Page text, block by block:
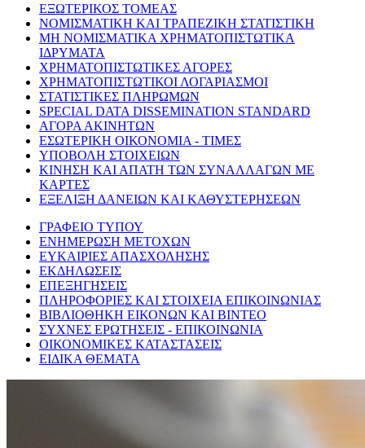
ΕΞΩΤΕΡΙΚΟΣ ΤΟΜΕΑΣ
ΝΟΜΙΣΜΑΤΙΚΗ ΚΑΙ ΤΡΑΠΕΖΙΚΗ ΣΤΑΤΙΣΤΙΚΗ
ΜΗ ΝΟΜΙΣΜΑΤΙΚΑ ΧΡΗΜΑΤΟΠΙΣΤΩΤΙΚΑ
ΙΔΡΥΜΑΤΑ
ΧΡΗΜΑΤΟΠΙΣΤΩΤΙΚΕΣ ΑΓΟΡΕΣ
ΧΡΗΜΑΤΟΠΙΣΤΩΤΙΚΟΙ ΛΟΓΑΡΙΑΣΜΟΙ
ΣΤΑΤΙΣΤΙΚΕΣ ΠΛΗΡΩΜΩΝ
SPECIAL DATA DISSEMINATION STANDARD
ΑΓΟΡΑ ΑΚΙΝΗΤΩΝ
ΕΣΩΤΕΡΙΚΗ ΟΙΚΟΝΟΜΙΑ - ΤΙΜΕΣ
ΥΠΟΒΟΛΗ ΣΤΟΙΧΕΙΩΝ
ΚΙΝΗΣΗ ΚΑΙ ΑΠΑΤΗ ΤΩΝ ΣΥΝΑΛΛΑΓΩΝ ΜΕ
ΚΑΡΤΕΣ
ΕΞΕΛΙΞΗ ΔΑΝΕΙΩΝ ΚΑΙ ΚΑΘΥΣΤΕΡΗΣΕΩΝ
ΓΡΑΦΕΙΟ ΤΥΠΟΥ
ΕΝΗΜΕΡΩΣΗ ΜΕΤΟΧΩΝ
ΕΥΚΑΙΡΙΕΣ ΑΠΑΣΧΟΛΗΣΗΣ
ΕΚΔΗΛΩΣΕΙΣ
ΕΠΕΞΗΓΗΣΕΙΣ
ΠΛΗΡΟΦΟΡΙΕΣ ΚΑΙ ΣΤΟΙΧΕΙΑ ΕΠΙΚΟΙΝΩΝΙΑΣ
ΒΙΒΛΙΟΘΗΚΗ ΕΙΚΟΝΩΝ ΚΑΙ ΒΙΝΤΕΟ
ΣΥΧΝΕΣ ΕΡΩΤΗΣΕΙΣ - ΕΠΙΚΟΙΝΩΝΙΑ
ΟΙΚΟΝΟΜΙΚΕΣ ΚΑΤΑΣΤΑΣΕΙΣ
ΕΙΔΙΚΑ ΘΕΜΑΤΑ